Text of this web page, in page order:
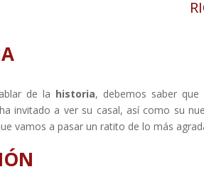
de la historia, debemos saber
invitado a ver su casal, así como su
vamos a pasar un ratito de lo más